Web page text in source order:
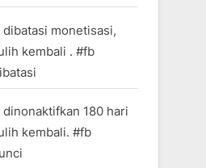
monetisasi,
kembali . #fb
180 hari
kembali. #fb